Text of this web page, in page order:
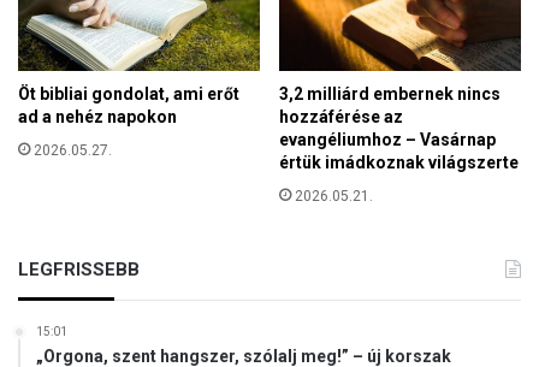
t
a
n
é
l
h
s
i
r
ó
lÖt bibliai gondolat, ami erőt
ad a nehéz napokon
2026.05.27.
3,2 milliárd embernek nincs
hozzáférése az
evangéliumhoz – Vasárnap
értük imádkoznak világszerte
2026.05.21.
LEGFRISSEBB
15:01
„Orgona, szent hangszer, szólalj meg!” – új korszak